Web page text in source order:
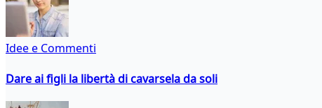
Idee e Commenti
Dare ai figli la libertà di cavarsela da soli